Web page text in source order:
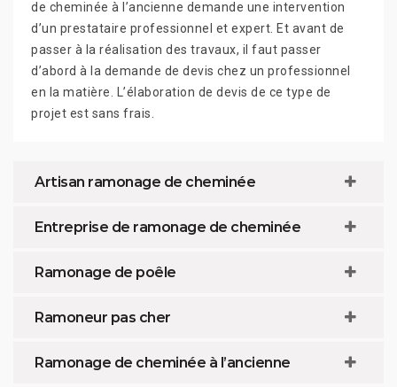
de cheminée à l’ancienne demande une intervention
d’un prestataire professionnel et expert. Et avant de
passer à la réalisation des travaux, il faut passer
d’abord à la demande de devis chez un professionnel
en la matière. L’élaboration de devis de ce type de
projet est sans frais.
Artisan ramonage de cheminée
Entreprise de ramonage de cheminée
Ramonage de poêle
Ramoneur pas cher
Ramonage de cheminée à l’ancienne